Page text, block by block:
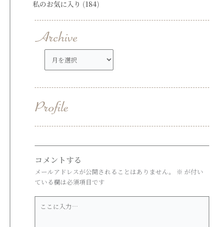
私のお気に入り (184)
カ
ブ
コメントする
メールアドレスが公開されることはありません。 ※ が付い
ている欄は必須項目です